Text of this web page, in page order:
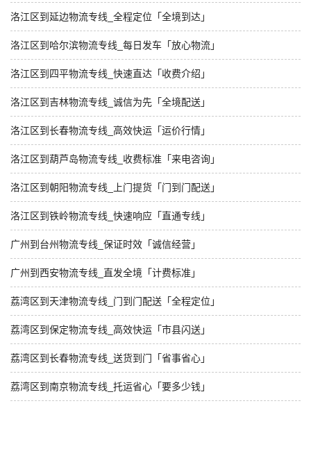
洛江区到延边物流专线_全程定位「全境到达」
洛江区到哈尔滨物流专线_每日发车「放心物流」
洛江区到四平物流专线_快速直达「收费介绍」
洛江区到吉林物流专线_诚信为先「全境配送」
洛江区到长春物流专线_高效快运「运价行情」
洛江区到葫芦岛物流专线_收费标准「来电咨询」
洛江区到朝阳物流专线_上门提货「门到门配送」
洛江区到铁岭物流专线_快速响应「直通专线」
广州到台州物流专线_保证时效「诚信经营」
广州到西安物流专线_直发全境「计费标准」
荔湾区到天津物流专线_门到门配送「全程定位」
荔湾区到保定物流专线_高效快运「市县闪送」
荔湾区到长春物流专线_送货到门「省事省心」
荔湾区到南京物流专线_托运省心「要多少钱」